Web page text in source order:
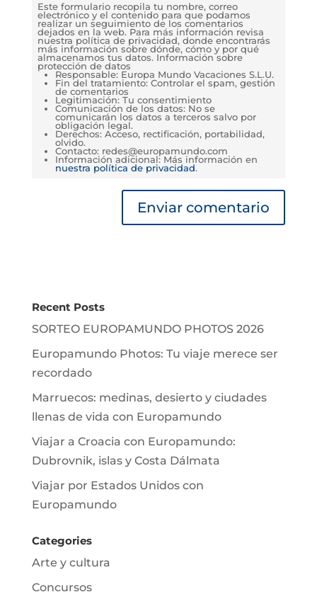
Este formulario recopila tu nombre, correo
electrónico y el contenido para que podamos
realizar un seguimiento de los comentarios
dejados en la web. Para más información revisa
nuestra política de privacidad, donde encontrarás
más información sobre dónde, cómo y por qué
almacenamos tus datos. Información sobre
protección de datos
Responsable: Europa Mundo Vacaciones S.L.U.
Fin del tratamiento: Controlar el spam, gestión
de comentarios
Legitimación: Tu consentimiento
Comunicación de los datos: No se
comunicarán los datos a terceros salvo por
obligación legal.
Derechos: Acceso, rectificación, portabilidad,
olvido.
Contacto: redes@europamundo.com
Información adicional: Más información en
nuestra política de privacidad.
Recent Posts
SORTEO EUROPAMUNDO PHOTOS 2026
Europamundo Photos: Tu viaje merece ser
recordado
Marruecos: medinas, desierto y ciudades
llenas de vida con Europamundo
Viajar a Croacia con Europamundo:
Dubrovnik, islas y Costa Dálmata
Viajar por Estados Unidos con
Europamundo
Categories
Arte y cultura
Concursos